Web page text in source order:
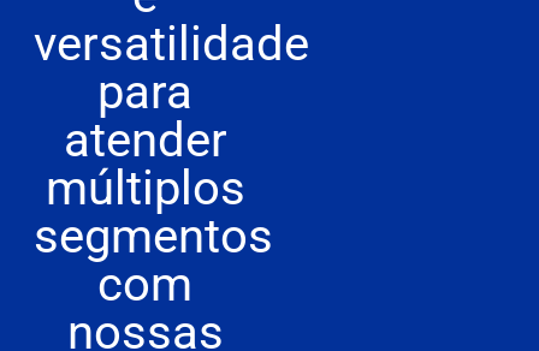
versatilidade
para
atender
múltiplos
segmentos
com
nossas